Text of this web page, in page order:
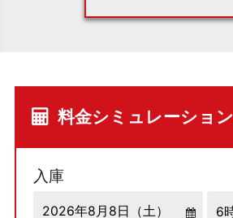
料金シミュレーション
入庫